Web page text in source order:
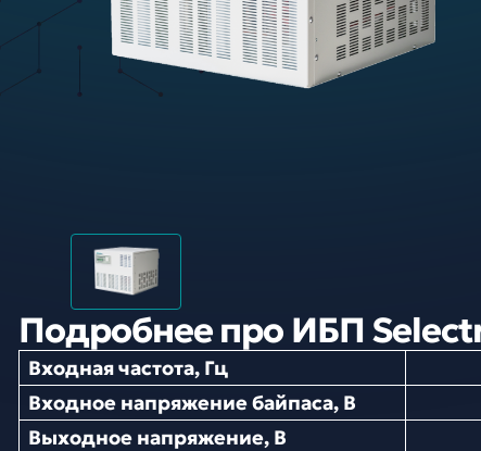
Подробнее про ИБП
Входная частота, Гц
Входное напряжение байпаса, В
Выходное напряжение, В